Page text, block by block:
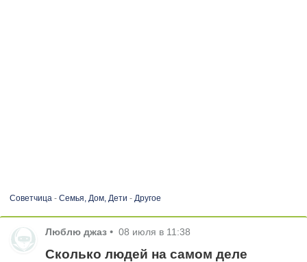
Советчица- Семья, Дом, Дети - Другое
Люблю джаз • 08 июля в 11:38
Сколько людей на самом деле